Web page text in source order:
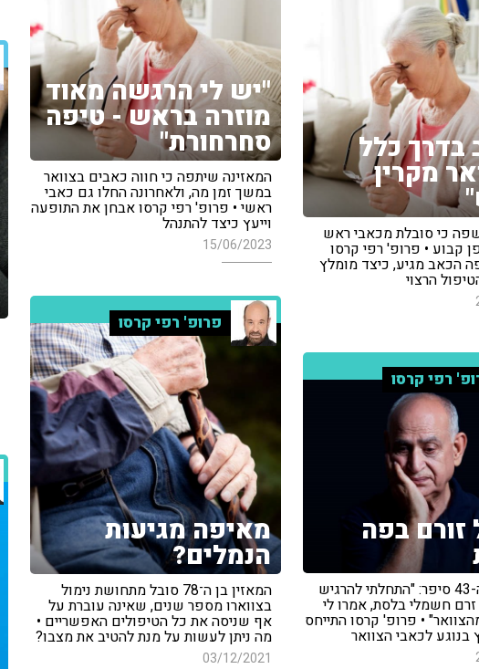
"יש לי הרגשה מאוד
מוזרה בראש - טיפה
סחרחורת"
המאזינה שיתפה כי חווה כאבים בצוואר
במשך זמן מה, ולאחרונה החלו גם כאבי
ראשי • פרופ' רפי קרסו אבחן את התופעה
וייעץ כיצד להתנהל
15/06/2023
בדרך כלל
מקרין
כי סובלת מכאבי ראש
קבוע • פרופ' רפי קרסו
הכאב מגיע, כיצד מומלץ
הרצוי
פרופ' רפי קרסו
מאיפה מגיעות
הנמלים?
המאזין בן ה־78 סובל מתחושת נימול
בצווארו מספר שנים, שאינה עוברת על
אף שניסה את כל הטיפולים האפשריים •
מה ניתן לעשות על מנת להטיב את מצבו?
03/12/2021
רפי קרסו
בפה
המאזין בן ה-43 סיפר: "התחלתי להרגיש
חשמלי בלסת, אמרו לי
• פרופ' קרסו התייחס
בנוגע לכאבי הצוואר